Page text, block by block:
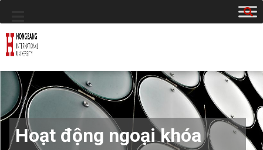
Hoạt động ngoại khóa